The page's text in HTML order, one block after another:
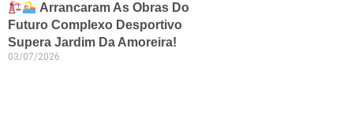
Arrancaram As Obras Do
Futuro Complexo Desportivo
Supera Jardim Da Amoreira!
03/07/2026